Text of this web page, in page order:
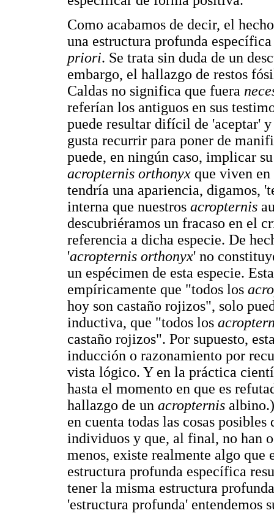
Como acabamos de decir, el
una estructura profunda
priori. Se trata sin duda de un
embargo, el hallazgo de restos
Caldas no significa que fuera
referían los antiguos en sus
puede resultar difícil de 'aceptar'
gusta recurrir para poner de
puede, en ningún caso, implicar
acropternis orthonyx que viven
tendría una apariencia, digamos,
interna que nuestros acropternis
descubriéramos un fracaso en el
referencia a dicha especie. De
'acropternis orthonyx' no
un espécimen de esta especie.
empíricamente que "todos los
hoy son castaño rojizos", solo
inductiva, que "todos los
castaño rojizos". Por supuesto,
inducción o razonamiento por
vista lógico. Y en la práctica
hasta el momento en que es
hallazgo de un acropternis
en cuenta todas las cosas
individuos y que, al final, no han
menos, existe realmente algo que
estructura profunda específica
tener la misma estructura
'estructura profunda' entendemos